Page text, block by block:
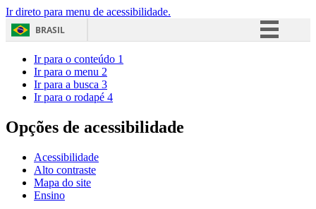
Ir direto para menu de acessibilidade.
BRASIL
Acesso à informação
Ir para o conteúdo 1
Ir para o menu 2
Ir para a busca 3
Ir para o rodapé 4
Opções de acessibilidade
Acessibilidade
Alto contraste
Mapa do site
Ensino